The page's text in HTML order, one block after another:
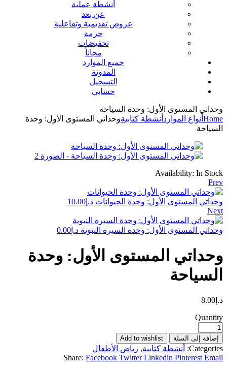
أنشطة عملية
عن بعد
عروض تقديمية وتفاعلية
حزمة
تخفيضات
مجاناً
جميع الموارد
المدونة
التسجيل
حسابي
وحداتي المستوى الأول: وحدة السياحة
Home أنواع الموارد أنشطة كتابيةوحداتي المستوى الأول: وحدة
السياحة
Availability: In Stock
Prev
وحداتي المستوى الأول: وحدة الحيوانات د.إ 10.00
Next
وحداتي المستوى الأول: وحدة السيرة النبوية د.إ 0.00
وحداتي المستوى الأول: وحدة
السياحة
د.إ 8.00
Quantity
إضافة إلى السلة Add to wishlist
Categories: أنشطة كتابية, رياض الأطفال
Share: Facebook Twitter Linkedin Pinterest Email